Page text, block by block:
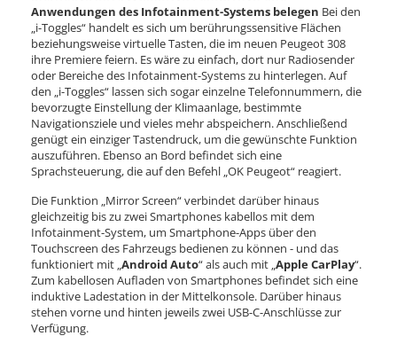
Anwendungen des Infotainment-Systems belegen Bei den
„i-Toggles“ handelt es sich um berührungssensitive Flächen
beziehungsweise virtuelle Tasten, die im neuen Peugeot 308
ihre Premiere feiern. Es wäre zu einfach, dort nur Radiosender
oder Bereiche des Infotainment-Systems zu hinterlegen. Auf
den „i-Toggles“ lassen sich sogar einzelne Telefonnummern, die
bevorzugte Einstellung der Klimaanlage, bestimmte
Navigationsziele und vieles mehr abspeichern. Anschließend
genügt ein einziger Tastendruck, um die gewünschte Funktion
auszuführen. Ebenso an Bord befindet sich eine
Sprachsteuerung, die auf den Befehl „OK Peugeot“ reagiert.
Die Funktion „Mirror Screen“ verbindet darüber hinaus
gleichzeitig bis zu zwei Smartphones kabellos mit dem
Infotainment-System, um Smartphone-Apps über den
Touchscreen des Fahrzeugs bedienen zu können - und das
funktioniert mit „Android Auto“ als auch mit „Apple CarPlay“.
Zum kabellosen Aufladen von Smartphones befindet sich eine
induktive Ladestation in der Mittelkonsole. Darüber hinaus
stehen vorne und hinten jeweils zwei USB-C-Anschlüsse zur
Verfügung.